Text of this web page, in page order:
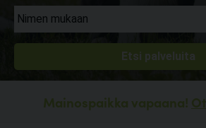
Mainospaikka vapaana!